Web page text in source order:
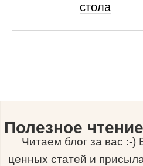
стола
Полезное
Читаем блог за вас :-
ценных статей и